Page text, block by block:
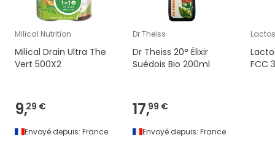
Milical Nutrition
Milical Drain Ultra The
Vert 500X2
9,29 €
Envoyé depuis: France
Dr Theiss
Dr Theiss 20° Élixir
Suédois Bio 200ml
17,99 €
Envoyé depuis: France
FCC